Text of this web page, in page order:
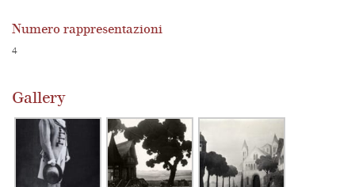
Numero rappresentazioni
4
Gallery